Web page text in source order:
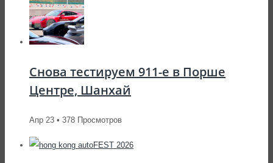
Снова тестируем 911-е в Порше
Центре, Шанхай
Апр 23 • 378 Просмотров